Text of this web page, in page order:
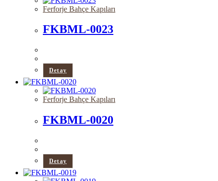
Ferforje Bahçe Kapıları
FKBML-0023
Detay
Ferforje Bahçe Kapıları
FKBML-0020
Detay